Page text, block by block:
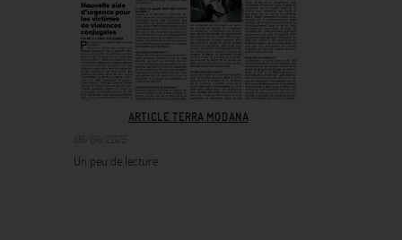
ARTICLE TERRA MODANA
Un peu de lecture